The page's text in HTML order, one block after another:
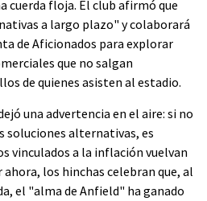
cuerda floja. El club afirmó que
a largo plazo" y colaborará
de Aficionados para explorar
que no salgan
de quienes asisten al estadio.
una advertencia en el aire: si no
soluciones alternativas, es
vinculados a la inflación vuelvan
los hinchas celebran que, al
el "alma de Anfield" ha ganado